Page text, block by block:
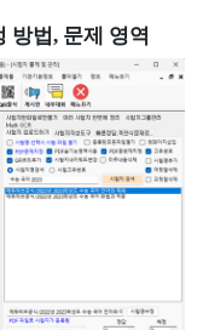
방법, 문제 영역